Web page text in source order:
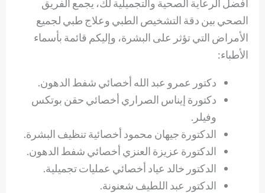
أفضل الرعاية الصحية والتجميلية لك، يجمع الفريق
الصحي بين دقة التشخيص الطبي وعلاج طبي لجميع
الأمراض التي تؤثر على البشرة، وإليكم قائمة بأسماء
الأطباء:
دكتور عمرو عبد الله أخصائي شفط الدهون.
دكتورة إيناس الصراري أخصائي حقن بوتكس
وفيلر.
الدكتورة جيهان محمود أخصائية تنظيف البشرة.
الدكتورة عزيزة العنزي أخصائي شفط الدهون.
الدكتور خالد عياد أخصائي عمليات تجميلية.
الدكتور عبد اللطيف شعنونة.